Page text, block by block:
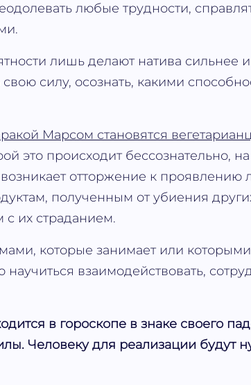
любые трудности,
лишь делают натива сильнее и
силу, осознать, какими
Марсом становятся
это происходит бессознательно,
отторжение к проявлению
полученным от убиения
их страданием.
которые занимает или
взаимодействовать,
в гороскопе в знаке своего
Человеку для реализации будут